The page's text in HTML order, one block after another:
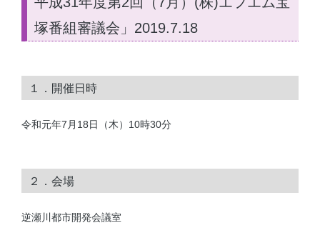
塚番組審議会」2019.7.18
１．開催日時
令和元年7月18日（木）10時30分
２．会場
逆瀬川都市開発会議室